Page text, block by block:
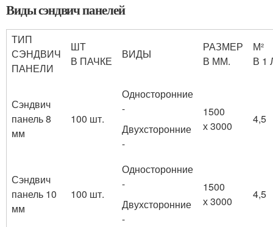
Виды сэндвич панелей
ТИП
СЭНДВИЧ
ПАНЕЛИ
ШТ
В ПАЧКЕ
ВИДЫ
РАЗМЕР
В ММ.
М²
В 1
Сэндвич
панель 8
мм
100 шт.
Односторонние
-
Двухсторонние
-
1500
х 3000
4,5
Сэндвич
панель 10
мм
100 шт.
Односторонние
-
Двухсторонние
-
1500
х 3000
4,5